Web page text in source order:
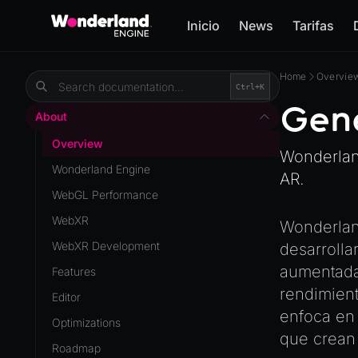
Inicio News Tarifas
Home
AR.
enfoca
que
Ctrl+K
About
Overview
Wonderland Engine
WebGL Performance
WebXR
WebXR Development
Features
Editor
Optimizations
Roadmap